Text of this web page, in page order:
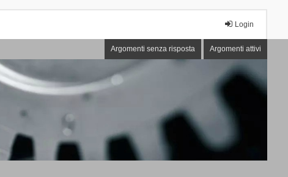
Login
Argomenti senza risposta Argomenti attivi